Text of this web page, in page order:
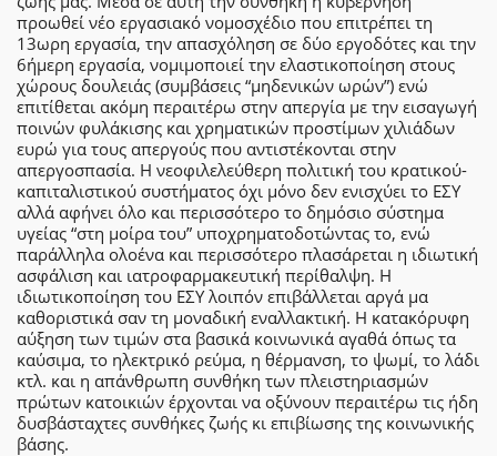
προωθεί νέο εργασιακό νομοσχέδιο που επιτρέπει τη
13ωρη εργασία, την απασχόληση σε δύο εργοδότες και την
6ήμερη εργασία, νομιμοποιεί την ελαστικοποίηση στους
χώρους δουλειάς (συμβάσεις “μηδενικών ωρών”) ενώ
επιτίθεται ακόμη περαιτέρω στην απεργία με την εισαγωγή
ποινών φυλάκισης και χρηματικών προστίμων χιλιάδων
ευρώ για τους απεργούς που αντιστέκονται στην
απεργοσπασία. Η νεοφιλελεύθερη πολιτική του κρατικού-
καπιταλιστικού συστήματος όχι μόνο δεν ενισχύει το ΕΣΥ
αλλά αφήνει όλο και περισσότερο το δημόσιο σύστημα
υγείας “στη μοίρα του” υποχρηματοδοτώντας το, ενώ
παράλληλα ολοένα και περισσότερο πλασάρεται η ιδιωτική
ασφάλιση και ιατροφαρμακευτική περίθαλψη. Η
ιδιωτικοποίηση του ΕΣΥ λοιπόν επιβάλλεται αργά μα
καθοριστικά σαν τη μοναδική εναλλακτική. Η κατακόρυφη
αύξηση των τιμών στα βασικά κοινωνικά αγαθά όπως τα
καύσιμα, το ηλεκτρικό ρεύμα, η θέρμανση, το ψωμί, το λάδι
κτλ. και η απάνθρωπη συνθήκη των πλειστηριασμών
πρώτων κατοικιών έρχονται να οξύνουν περαιτέρω τις ήδη
δυσβάσταχτες συνθήκες ζωής κι επιβίωσης της κοινωνικής
βάσης.